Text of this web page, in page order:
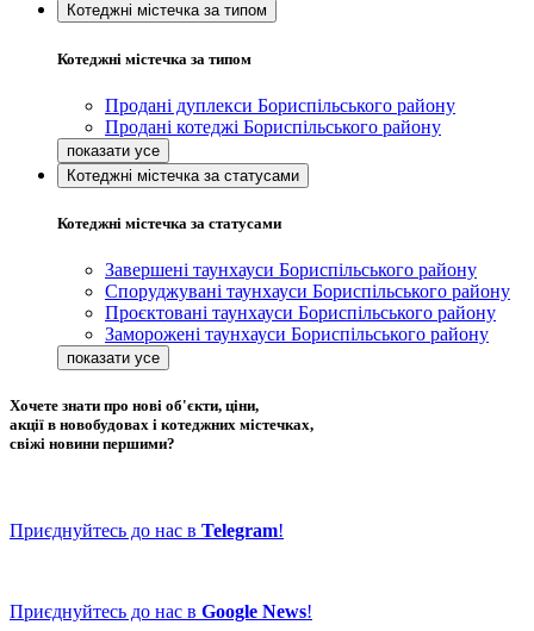
Котеджні містечка за типом
Котеджні містечка за типом
Продані дуплекси Бориспільського району
Продані котеджі Бориспільського району
Котеджні містечка за статусами
Котеджні містечка за статусами
Завершені таунхауси Бориспільського району
Споруджувані таунхауси Бориспільського району
Проєктовані таунхауси Бориспільського району
Заморожені таунхауси Бориспільського району
Хочете знати про нові об'єкти, ціни,
акції в новобудовах і котеджних містечках,
свіжі новини першими?
Приєднуйтесь до нас в Telegram!
Приєднуйтесь до нас в Google News!